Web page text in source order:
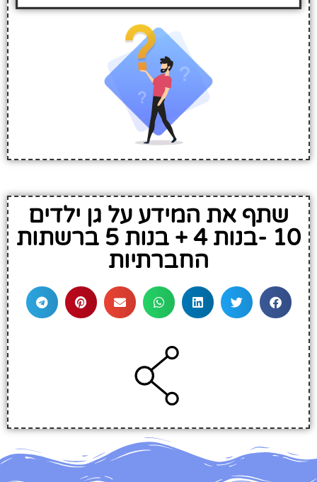
שתף את המידע על גן ילדים
10 -בנות 4 + בנות 5 ברשתות
החברתיות